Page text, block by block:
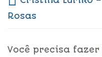
Rosas
Você precisa fazer